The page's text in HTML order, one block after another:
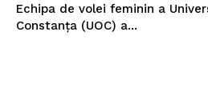
Echipa de volei feminin a
Constanța (UOC) a...